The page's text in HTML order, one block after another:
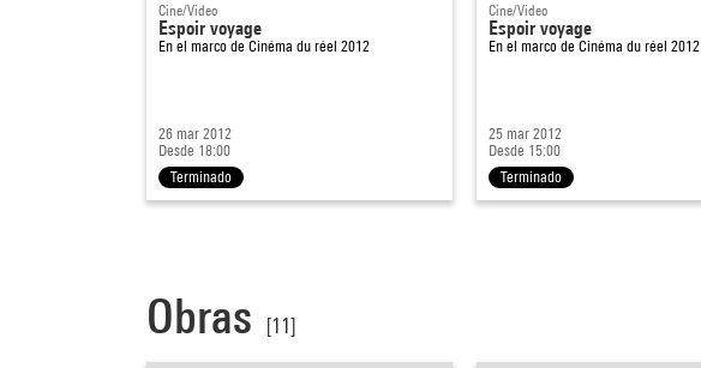
Cine/Video
Espoir voyage
En el marco de Cinéma du réel 2012
26 mar 2012
Desde 18:00
Terminado
Cine/Video
Espoir voyage
En el marco de Cinéma du réel 2012
25 mar 2012
Desde 15:00
Terminado
Obras [11]